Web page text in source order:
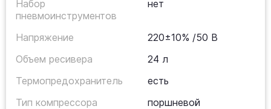
Набор
пневмоинструментов
нет
Напряжение
220±10% /50 В
Объем ресивера
24 л
Термопредохранитель
есть
Тип компрессора
поршневой